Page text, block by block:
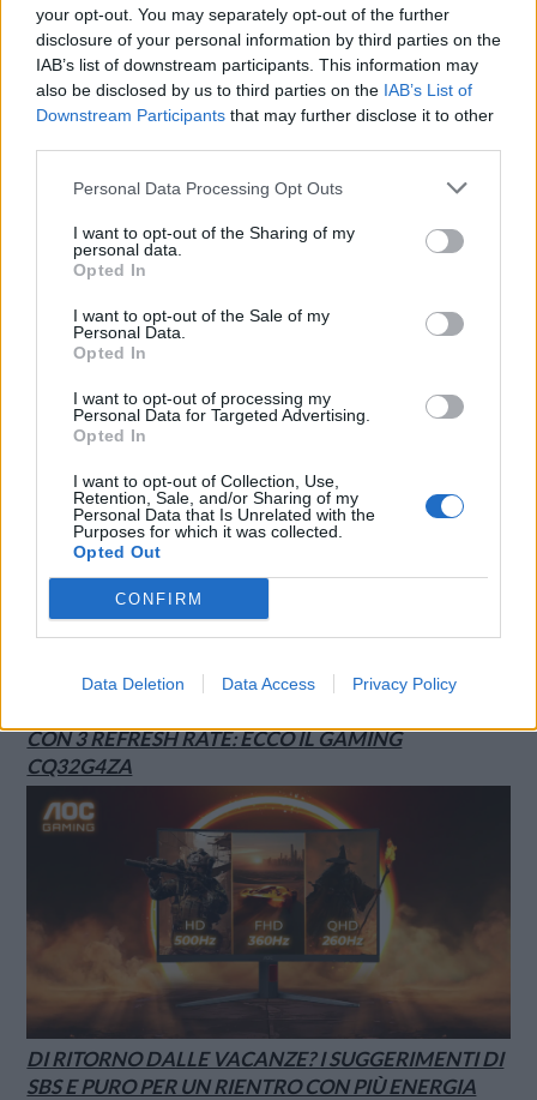
your opt-out. You may separately opt-out of the further
disclosure of your personal information by third parties on the
IAB’s list of downstream participants. This information may
also be disclosed by us to third parties on the IAB’s List of
Downstream Participants that may further disclose it to other
Personal Data Processing Opt Outs
I want to opt-out of the Sharing of my
personal data.
Opted In
I want to opt-out of the Sale of my
Personal Data.
Opted In
I want to opt-out of processing my
Personal Data for Targeted Advertising.
Opted In
I want to opt-out of Collection, Use,
Retention, Sale, and/or Sharing of my
Personal Data that Is Unrelated with the
Purposes for which it was collected.
Opted Out
CONFIRM
Data Deletion Data Access Privacy Policy
E-mail LinkedIn Facebook
Mastodon Telegram
Stampa
CON 3 REFRESH RATE: ECCO IL GAMING
CQ32G4ZA
DI RITORNO DALLE VACANZE? I SUGGERIMENTI DI
SBS E PURO PER UN RIENTRO CON PIÙ ENERGIA